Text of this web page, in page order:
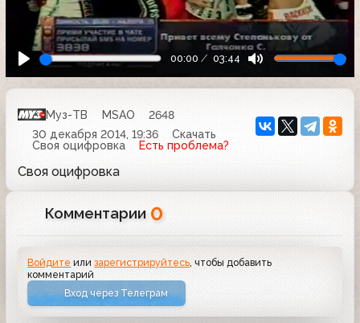
00:00 03:44
Муз-ТВ MSAO
2648
30 декабря 2014, 19:36
Скачать
Своя оцифровка
Есть проблема?
Своя оцифровка
Комментарии 0
Войдите илизарегистрируйтесь, чтобы добавить
комментарий
Вход через Телеграм